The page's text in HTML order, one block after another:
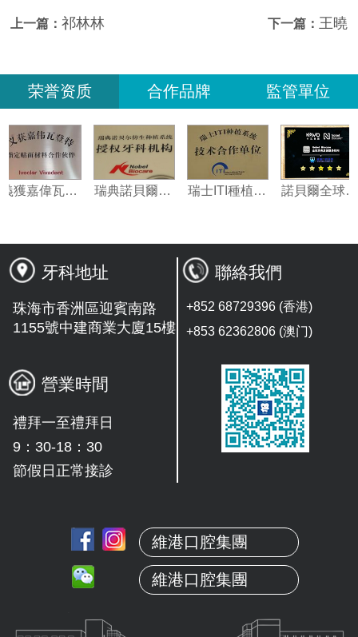
上一篇：祁林林 下一篇： 王曉
荣誉资质 合作品牌 監管單位
牙科地址
珠海市香洲區迎賓南路
1155號中建商業大廈15樓
營業時間
禮拜一至禮拜日
9：30-18：30
節假日正常接診
維港口腔集團
維港口腔集團
聯絡我們
+852 68729396 (香港)
+853 62362806 (澳门)